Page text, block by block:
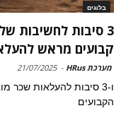
בלוגים
3 סיבות לחשיבות
קבועים מראש
מערכת HRus -
21/07/2025
ו-3 סיבות להעלאות שכר
הקבועים